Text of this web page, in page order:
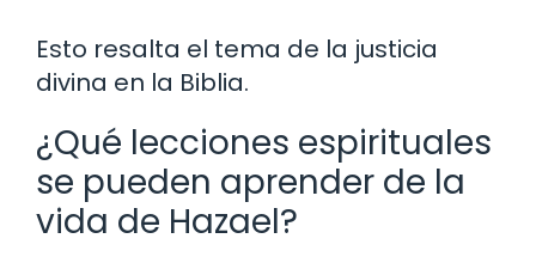
Esto resalta el tema de la justicia
divina en la Biblia.
¿Qué lecciones espirituales
se pueden aprender de la
vida de Hazael?